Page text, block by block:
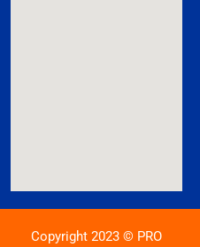
Copyright 2023 © PRO